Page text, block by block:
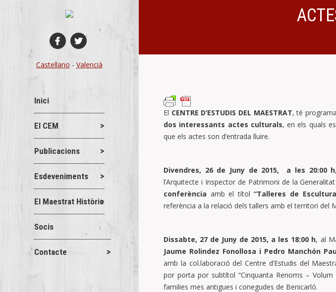
Castellano - Valencià
Inici
El CEM
Publicacions
Esdeveniments
El Maestrat Històric
Socis
Contacte
El CENTRE D’ESTUDIS DEL MAESTRAT, té
dos interessants actes culturals, en els quals
que els actes son d’entrada lluire.
Divendres, 26 de Juny de 2015, a les 20:00 h
l’Arquitecte i Inspector de Patrimoni de la
conferència amb el títol“Talleres de
referència a la relació dels tallers amb el territori del
Dissabte, 27 de Juny de 2015, a les 18:00 h, al
Jaume Rolindez Fonollosa i Pedro Manchón
amb la col.laboració del Centre d’Estudis del
por porta por subtítol “Cinquanta Renoms –
families mes antigues i conegudes de Benicarló.